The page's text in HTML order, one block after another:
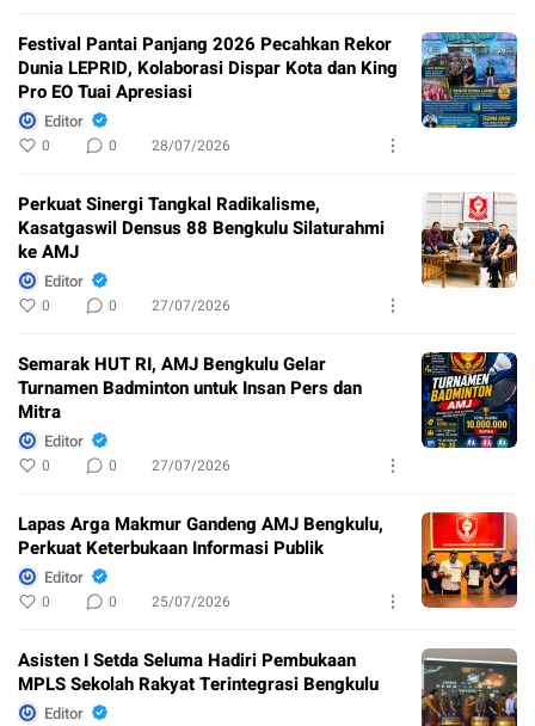
Festival Pantai Panjang 2026 Pecahkan Rekor
Dunia LEPRID, Kolaborasi Dispar Kota dan King
Pro EO Tuai Apresiasi
Editor
0 0 28/07/2026
Perkuat Sinergi Tangkal Radikalisme,
Kasatgaswil Densus 88 Bengkulu Silaturahmi
ke AMJ
Editor
0 0 27/07/2026
Semarak HUT RI, AMJ Bengkulu Gelar
Turnamen Badminton untuk Insan Pers dan
Mitra
Editor
0 0 27/07/2026
Lapas Arga Makmur Gandeng AMJ Bengkulu,
Perkuat Keterbukaan Informasi Publik
Editor
0 0 25/07/2026
Asisten I Setda Seluma Hadiri Pembukaan
MPLS Sekolah Rakyat Terintegrasi Bengkulu
Editor